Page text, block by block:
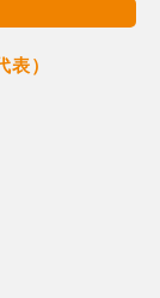
表）